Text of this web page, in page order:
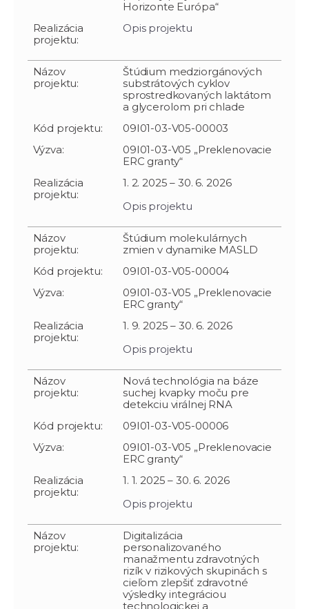
Horizonte Európa“
Realizácia
projektu:
Opis projektu
Názov
projektu:
Štúdium medziorgánových
substrátových cyklov
sprostredkovaných laktátom
a glycerolom pri chlade
Kód projektu:
09I01-03-V05-00003
Výzva:
09I01-03-V05 „Preklenovacie
ERC granty“
Realizácia
projektu:
1. 2. 2025 – 30. 6. 2026
Opis projektu
Názov
projektu:
Štúdium molekulárnych
zmien v dynamike MASLD
Kód projektu:
09I01-03-V05-00004
Výzva:
09I01-03-V05 „Preklenovacie
ERC granty“
Realizácia
projektu:
1. 9. 2025 – 30. 6. 2026
Opis projektu
Názov
projektu:
Nová technológia na báze
suchej kvapky moču pre
detekciu virálnej RNA
Kód projektu:
09I01-03-V05-00006
Výzva:
09I01-03-V05 „Preklenovacie
ERC granty“
Realizácia
projektu:
1. 1. 2025 – 30. 6. 2026
Opis projektu
Názov
projektu:
Digitalizácia
personalizovaného
manažmentu zdravotných
rizík v rizikových skupinách s
cieľom zlepšiť zdravotné
výsledky integráciou
technologickej a